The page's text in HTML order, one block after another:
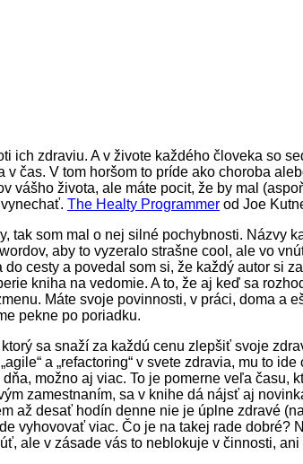
ich zdraviu. A v živote každého človeka so
v čas. V tom horšom to príde ako choroba
vášho života, ale máte pocit, že by mal
The Healty Programmer od Joe
tak som mal o nej silné pochybnosti. Názvy
aby to vyzeralo strašne cool, ale vo
cesty a povedal som si, že každý autor si
kniha na vedomie. A to, že aj keď sa
Máte svoje povinnosti, v práci, doma a
pekne po poriadku.
sa snaží za každú cenu zlepšiť svoje
a „refactoring“ v svete zdravia, mu to
možno aj viac. To je pomerne veľa času,
zamestnaním, sa v knihe dá nájsť aj
až desať hodín denne nie je úplne zdravé
vyhovovať viac. Čo je na takej rade
ale v zásade vás to neblokuje v činnosti,